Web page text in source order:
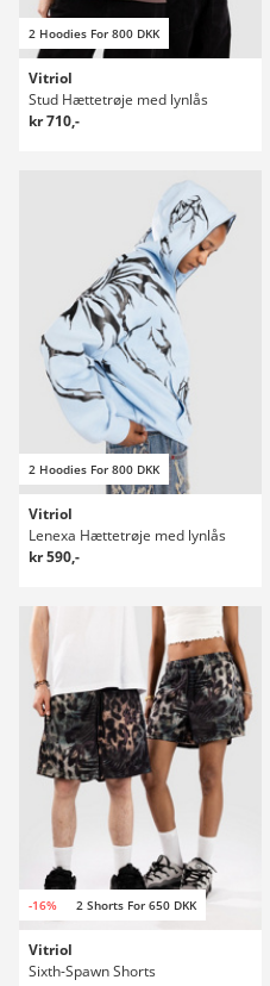
2 Hoodies For 800 DKK
Vitriol
Stud Hættetrøje med lynlås
kr 710,-
2 Hoodies For 800 DKK
Vitriol
Lenexa Hættetrøje med lynlås
kr 590,-
-16% 2 Shorts For 650 DKK
Vitriol
Sixth-Spawn Shorts